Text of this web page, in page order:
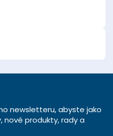
newsletteru, abyste jako
nové produkty, rady a